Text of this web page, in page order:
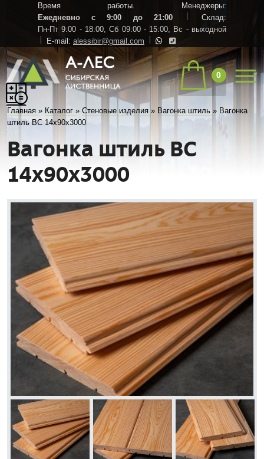
Время работы. Менеджеры:
Ежедневно с 9:00 до 21:00
Склад:
Пн-Пт 9:00 - 18:00, Сб 09:00 - 15:00, Вс - выходной
E-mail: alessibir@gmail.com
0
Главная » Каталог »Стеновые изделия » Вагонка штиль » Вагонка
штиль ВС 14х90х3000
Вагонка штиль ВС
14х90х3000